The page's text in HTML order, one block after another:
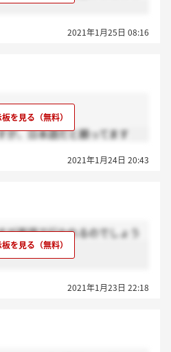
2021年1月25日 08:16
が、日本語だと願ってます
2021年1月24日 20:43
が英語で行われるのでしょう
2021年1月23日 22:18